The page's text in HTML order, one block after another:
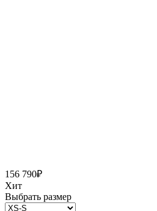
156 790₽
Хит
Выбрать размер